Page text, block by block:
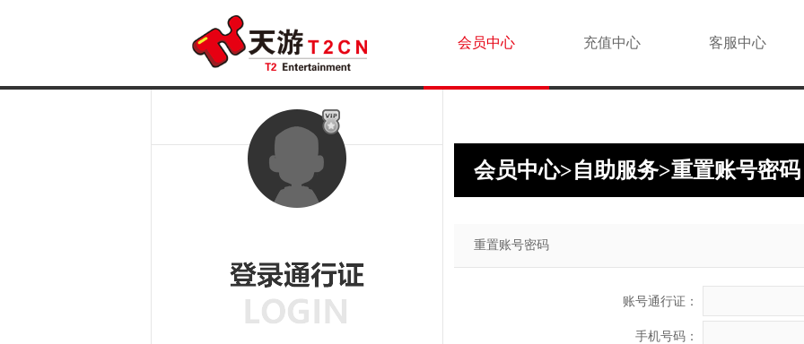
会员中心 充值中心 客服中心
会员中心>自助服务>重置账号密码
重置账号密码
账号通行证：
手机号码：